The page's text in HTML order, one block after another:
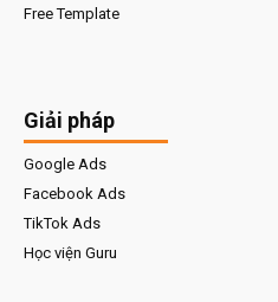
Free Template
Giải pháp
Google Ads
Facebook Ads
TikTok Ads
Học viện Guru